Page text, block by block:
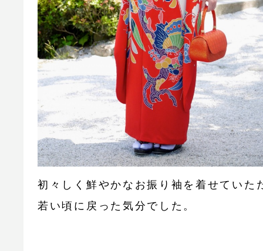
初々しく鮮やかなお振り袖を着せていた
若い頃に戻った気分でした。